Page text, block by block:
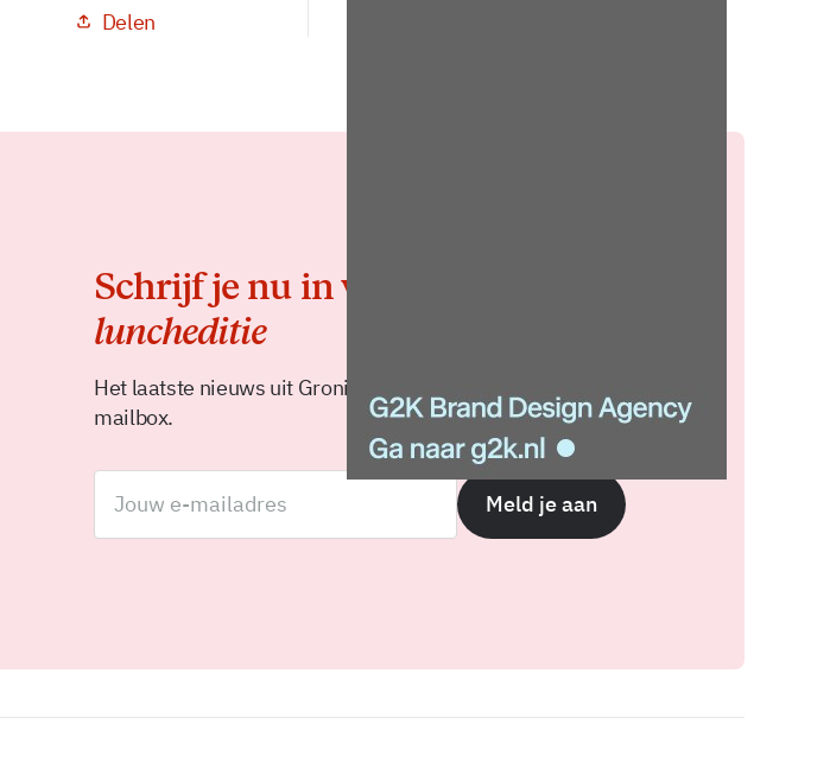
Delen
Schrijf je nu in voor de
luncheditie
Het laatste nieuws uit Groningen elke middag in je
mailbox.
Meld je aan